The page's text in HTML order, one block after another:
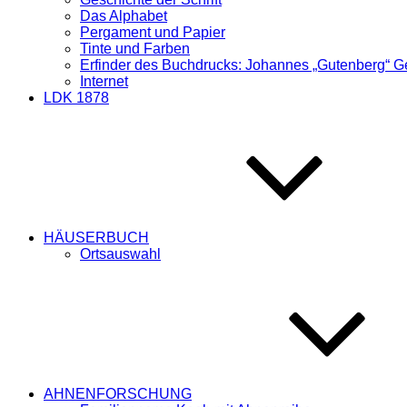
Das Alphabet
Pergament und Papier
Tinte und Farben
Erfinder des Buchdrucks: Johannes „Gutenberg“
Internet
LDK 1878
HÄUSERBUCH
Ortsauswahl
AHNENFORSCHUNG